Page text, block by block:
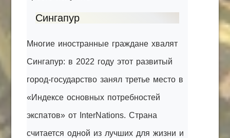
Сингапур
Многие иностранные граждане хвалят
Сингапур: в 2022 году этот развитый
город-государство занял третье место в
«Индексе основных потребностей
экспатов» от InterNations. Страна
считается одной из лучших для жизни и